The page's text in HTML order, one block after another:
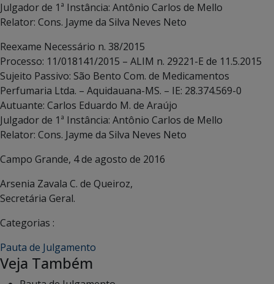
Julgador de 1ª Instância: Antônio Carlos de Mello
Relator: Cons. Jayme da Silva Neves Neto
Reexame Necessário n. 38/2015
Processo: 11/018141/2015 – ALIM n. 29221-E de 11.5.2015
Sujeito Passivo: São Bento Com. de Medicamentos
Perfumaria Ltda. – Aquidauana-MS. – IE: 28.374.569-0
Autuante: Carlos Eduardo M. de Araújo
Julgador de 1ª Instância: Antônio Carlos de Mello
Relator: Cons. Jayme da Silva Neves Neto
Campo Grande, 4 de agosto de 2016
Arsenia Zavala C. de Queiroz,
Secretária Geral.
Categorias :
Pauta de Julgamento
Veja Também